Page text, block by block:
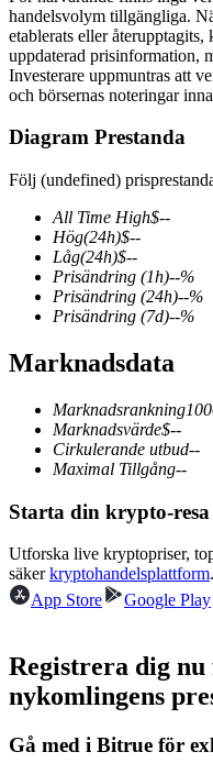
Futures med USDT
COIN-M Futures
Futures för kryptovaluta
TradFi
Derivat för aktier,
Futures med USDC
handelsvolym tillgängliga.
etablerats eller
uppdaterad prisinformation,
Investerare uppmuntras att
och börsernas noteringar
Diagram Prestanda
Följ (undefined)
All Time High$--
Hög(24h)$--
Låg(24h)$--
Prisändring (1h)--%
Prisändring (24h)--%
Prisändring (7d)--%
Marknadsdata
Marknadsrankning
Marknadsvärde$--
Cirkulerande utbud--
Maximal Tillgång--
Starta din krypto-
Utforska live kryptopriser,
säkerkryptohandelsplattform.
App Store
Google Play
Registrera dig
nykomlingens
Gå med i Bitrue för